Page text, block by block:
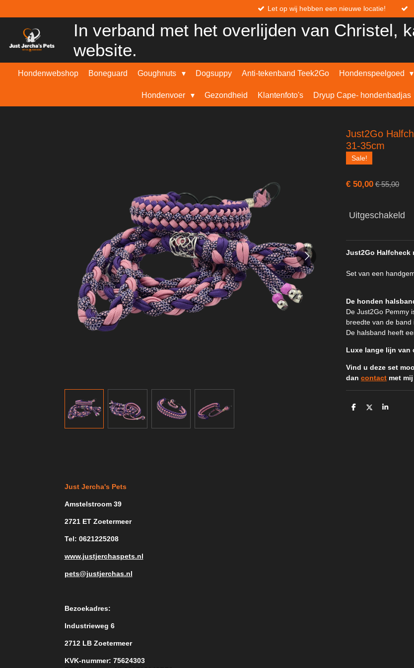
direct
hoofdinhoud
Let op wij hebben een nieuwe locatie!
In verband met het overlijden van Christel,
website.
Hondenwebshop Boneguard Goughnuts Dogsuppy Anti-tekenband Teek2Go Hondenspeelgoed
Hondenvoer Gezondheid Klantenfoto's Dryup Cape- hondenbadjas
Just2Go
31-35cm
Sale!
€ 50,00 € 55,00
Uitgeschakeld
Just2Go Halfcheck
Set van een
De honden
De Just2Go Pemmy
breedte van de band
De halsband heeft
Luxe lange lijn van
Vind u deze set
dan contact met
D
D
S
Just Jercha's Pets
Amstelstroom 39
2721 ET Zoetermeer
Tel: 0621225208
www.justjerchaspets.nl
pets@justjerchas.nl
Bezoekadres:
Industrieweg 6
2712 LB Zoetermeer
KVK-nummer: 75624303